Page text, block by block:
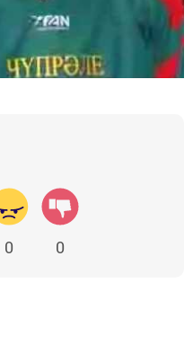
0 0